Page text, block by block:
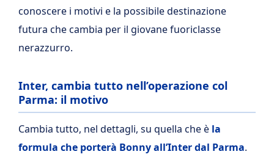
conoscere i motivi e la possibile destinazione
futura che cambia per il giovane fuoriclasse
nerazzurro.
Inter, cambia tutto nell’operazione col
Parma: il motivo
Cambia tutto, nel dettagli, su quella che è la
formula che porterà Bonny all’Inter dal Parma.